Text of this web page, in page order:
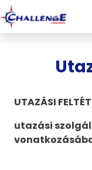
UTAZÁSI
utazási